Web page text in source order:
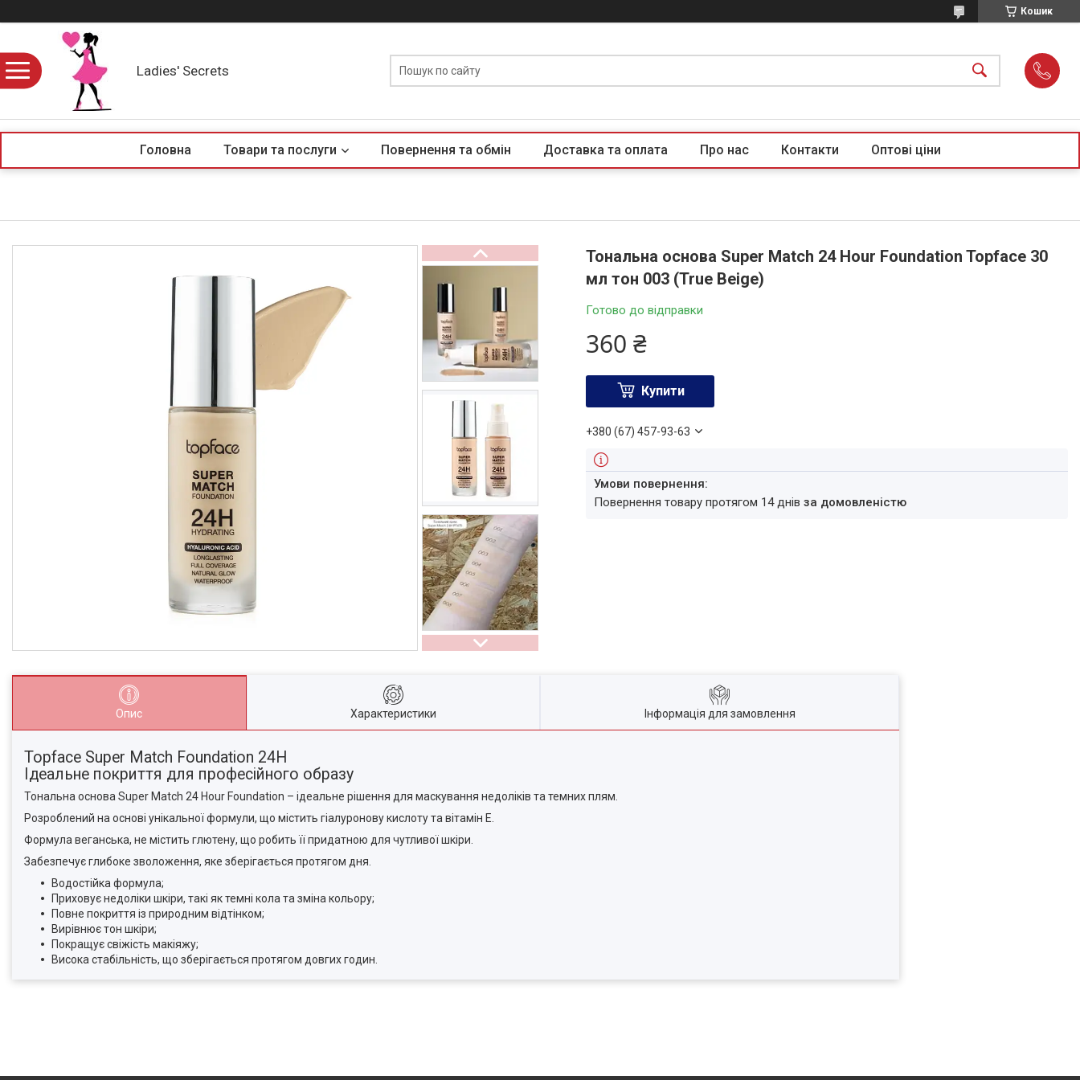
Кошик
Ladies' Secrets
Головна Товари та послуги Повернення та обмін Доставка та оплата Про нас Контакти Оптові ціни
Тональна основа Super Match 24 Hour Foundation Topface 30
мл тон 003 (True Beige)
Готово до відправки
360 ₴
Купити
+380 (67) 457-93-63
повернення товару протягом 14 днівза домовленістю
Опис Характеристики Інформація для замовлення
Topface Super Match Foundation 24H
Ідеальне покриття для професійного образу
Тональна основа Super Match 24 Hour Foundation – ідеальне рішення для маскування недоліків та темних плям.
Розроблений на основі унікальної формули, що містить гіалуронову кислоту та вітамін Е.
Формула веганська, не містить глютену, що робить її придатною для чутливої ​​шкіри.
Забезпечує глибоке зволоження, яке зберігається протягом дня.
Водостійка формула;
Приховує недоліки шкіри, такі як темні кола та зміна кольору;
Повне покриття із природним відтінком;
Вирівнює тон шкіри;
Покращує свіжість макіяжу;
Висока стабільність, що зберігається протягом довгих годин.